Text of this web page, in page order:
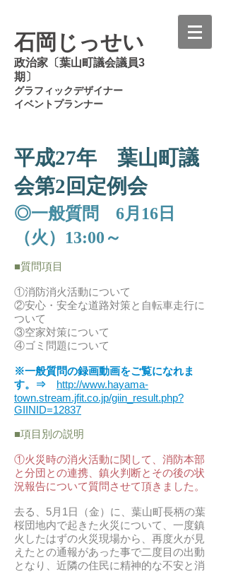
石岡じっせい
政治家〔葉山町議会議員3
期〕
グラフィックデザイナー
イベントプランナー
平成27年 葉山町議
会第2回定例会
◎一般質問 6月16日
（火）13:00～
■質問項目
①消防消火活動について
②安心・安全な道路対策と自転車走行に
ついて
③空家対策について
④ゴミ問題について
※一般質問の録画動画をご覧になれま
す。⇒ http://www.hayama-
town.stream.jfit.co.jp/giin_result.php?
GIINID=12837
■項目別の説明
①火災時の消火活動に関して、消防本部
と分団との連携、鎮火判断とその後の状
況報告について質問させて頂きました。
去る、5月1日（金）に、葉山町長柄の葉
桜団地内で起きた火災について、一度鎮
火したはずの火災現場から、再度火が見
えたとの通報があった事で二度目の出動
となり、近隣の住民に精神的な不安と消